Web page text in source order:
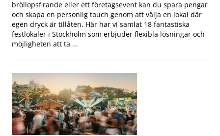
bröllopsfirande eller ett företagsevent kan du spara pengar
och skapa en personlig touch genom att välja en lokal där
egen dryck är tillåten. Här har vi samlat 18 fantastiska
festlokaler i Stockholm som erbjuder flexibla lösningar och
möjligheten att ta ...